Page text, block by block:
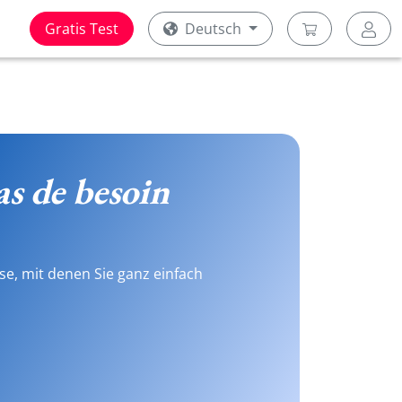
Gratis Test Deutsch
de besoin
mit denen Sie ganz einfach